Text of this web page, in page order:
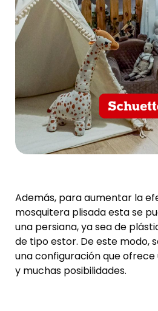
Además, para aumentar la
mosquitera plisada esta se
una persiana, ya sea de
de tipo estor. De este modo,
una configuración que
y muchas posibilidades.